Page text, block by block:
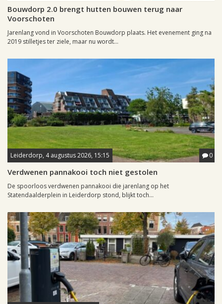
Bouwdorp 2.0 brengt hutten bouwen terug naar
Voorschoten
Jarenlang vond in Voorschoten Bouwdorp plaats. Het evenement ging na
2019 stilletjes ter ziele, maar nu wordt...
Leiderdorp, 4 augustus 2026, 15:15 0
Verdwenen pannakooi toch niet gestolen
De spoorloos verdwenen pannakooi die jarenlang op het
Statendaalderplein in Leiderdorp stond, blijkt toch...